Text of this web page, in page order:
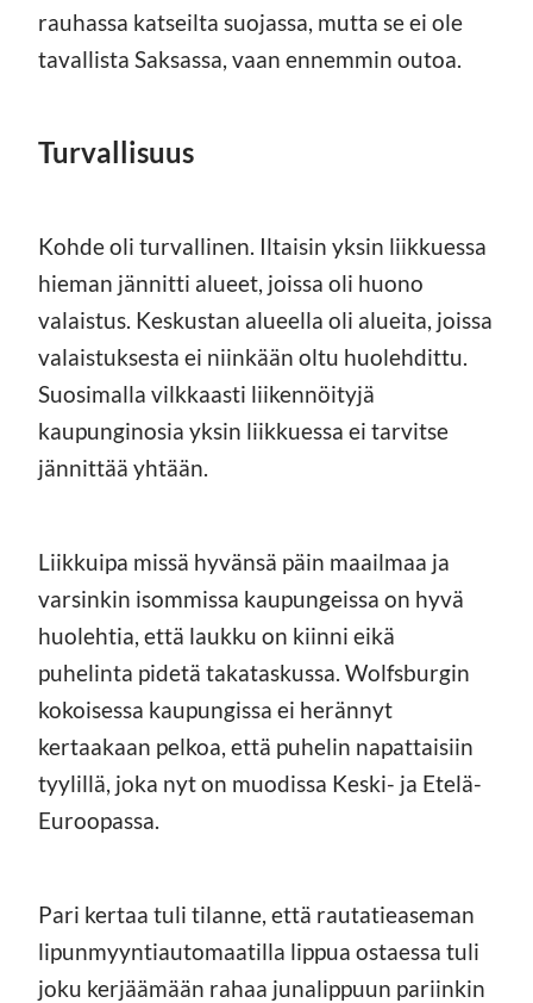
rauhassa katseilta suojassa, mutta se ei ole
tavallista Saksassa, vaan ennemmin outoa.
Turvallisuus
Kohde oli turvallinen. Iltaisin yksin liikkuessa
hieman jännitti alueet, joissa oli huono
valaistus. Keskustan alueella oli alueita, joissa
valaistuksesta ei niinkään oltu huolehdittu.
Suosimalla vilkkaasti liikennöityjä
kaupunginosia yksin liikkuessa ei tarvitse
jännittää yhtään.
Liikkuipa missä hyvänsä päin maailmaa ja
varsinkin isommissa kaupungeissa on hyvä
huolehtia, että laukku on kiinni eikä
puhelinta pidetä takataskussa. Wolfsburgin
kokoisessa kaupungissa ei herännyt
kertaakaan pelkoa, että puhelin napattaisiin
tyylillä, joka nyt on muodissa Keski- ja Etelä-
Euroopassa.
Pari kertaa tuli tilanne, että rautatieaseman
lipunmyyntiautomaatilla lippua ostaessa tuli
joku kerjäämään rahaa junalippuun pariinkin